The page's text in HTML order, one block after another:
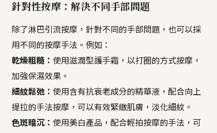
針對性按摩：解決不同手部問題
除了淋巴引流按摩，針對不同的手部問題，也可以採
用不同的按摩手法。例如：
乾燥粗糙： 使用滋潤型護手霜，以打圈的方式按摩，
加強保濕效果。
細紋鬆弛： 使用含有抗衰老成分的精華液，配合向上
提拉的手法按摩，可以有效緊緻肌膚，淡化細紋。
色斑暗沉： 使用美白產品，配合輕拍按摩的手法，可